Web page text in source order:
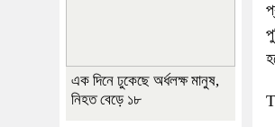
এক দিনে ঢুকেছে অর্ধলক্ষ মানুষ,
নিহত বেড়ে ১৮